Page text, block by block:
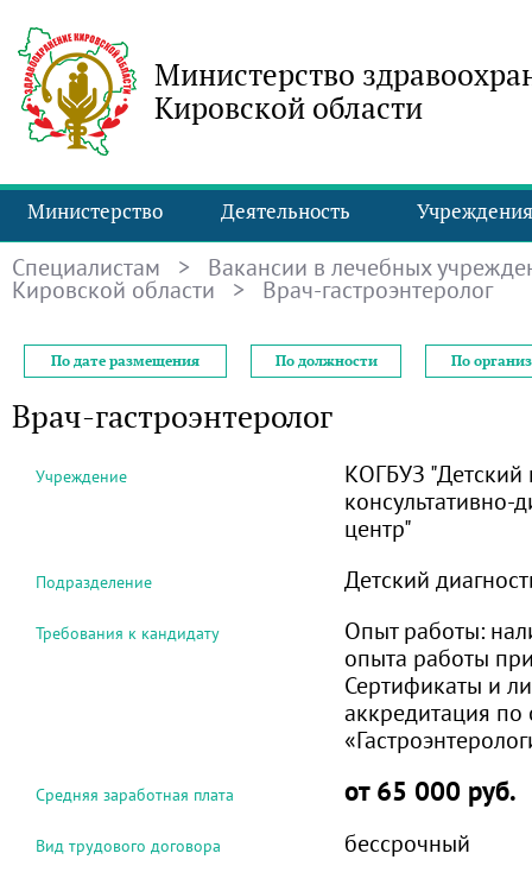
Министерство
Кировской области
Министерство Деятельность Учреждения
Специалистам > Вакансии в лечебных
Кировской области > Врач-гастроэнтеролог
По дате размещения По должности По
Врач-гастроэнтеролог
Учреждение
КОГБУЗ "Детский
консультативно-
центр"
Подразделение Детский
Требования к кандидату Опыт работы:
опыта работы
Сертификаты и
аккредитация по
Средняя заработная плата от 65 000 руб.
Вид трудового договора бессрочный